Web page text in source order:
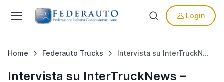
Login
Home Federauto Trucks Intervista su InterTruckNews – Federauto Trucks: i debolissimi mercati dei veicoli da lavoro fiaccano la già provata resistenza dei Concessionari
Intervista su InterTruckNews –